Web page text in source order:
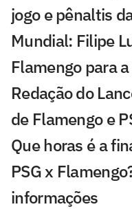
jogo e pênaltis
Mundial: Filipe
Flamengo para
Redação do
de Flamengo e
Que horas é a
PSG x
informações